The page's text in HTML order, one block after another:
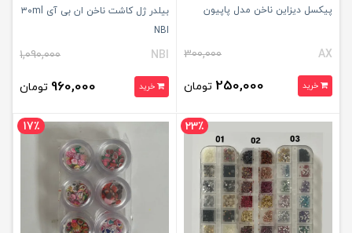
پیکسل دیزاین ناخن مدل پاپیون
AX
300,000
خرید 250,000 تومان
بیلدر ژل کاشت ناخن ان بی آی ۳۰ml
NBI
NBI
1,090,000
خرید 960,000 تومان
23٪ 17٪